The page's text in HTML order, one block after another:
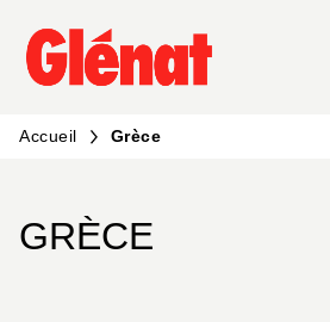
MENU RECHERCHE
PIED DE PAGE
Accueil Grèce
GRÈCE